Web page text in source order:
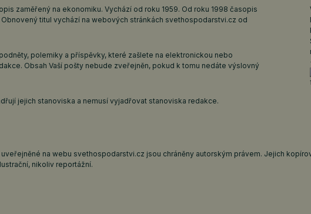
zaměřený na ekonomiku. Vychází od roku 1959. Od roku 1998 časopis
titul vychází na webových stránkách svethospodarstvi.cz od
polemiky a příspěvky, které zašlete na elektronickou nebo
Obsah Vaší pošty nebude zveřejněn, pokud k tomu nedáte výslovný
jejich stanoviska a nemusí vyjadřovat stanoviska redakce.
na webu svethospodarstvi.cz jsou chráněny autorským právem. Jejich
nikoliv reportážní.